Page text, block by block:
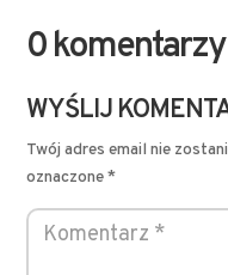
0 komentarzy
WYŚLIJ
Twój adres email nie
oznaczone*